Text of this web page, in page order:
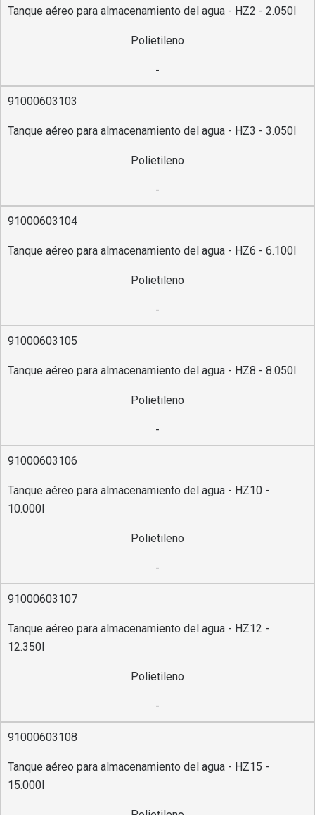
Tanque aéreo para almacenamiento del agua - HZ2 - 2.050l
Polietileno
-
91000603103
Tanque aéreo para almacenamiento del agua - HZ3 - 3.050l
Polietileno
-
91000603104
Tanque aéreo para almacenamiento del agua - HZ6 - 6.100l
Polietileno
-
91000603105
Tanque aéreo para almacenamiento del agua - HZ8 - 8.050l
Polietileno
-
91000603106
Tanque aéreo para almacenamiento del agua - HZ10 -
10.000l
Polietileno
-
91000603107
Tanque aéreo para almacenamiento del agua - HZ12 -
12.350l
Polietileno
-
91000603108
Tanque aéreo para almacenamiento del agua - HZ15 -
15.000l